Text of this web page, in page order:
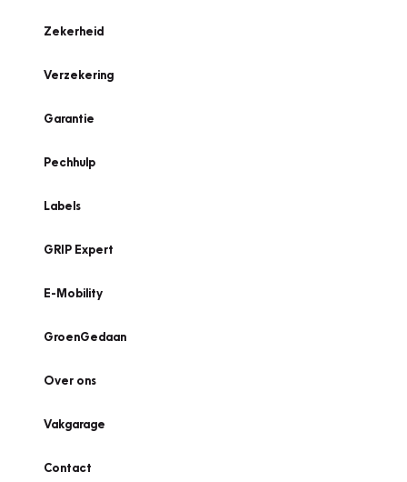
Zekerheid
Verzekering
Garantie
Pechhulp
Labels
GRIP Expert
E-Mobility
GroenGedaan
Over ons
Vakgarage
Contact